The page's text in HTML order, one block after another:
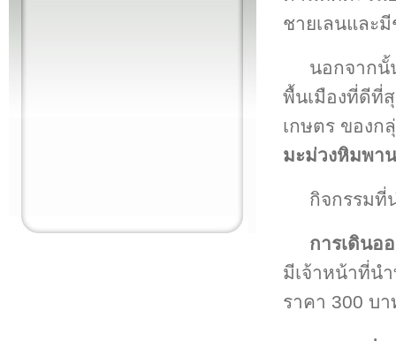
ชายเลนและ
นอกจากนั้
พื้นเมืองที่ดีที่
เกษตร ของก
มะม่วงหิมพา
กิจกรรมที่
การเดินอ
มีเจ้าหน้าที่น
ราคา 300 บา